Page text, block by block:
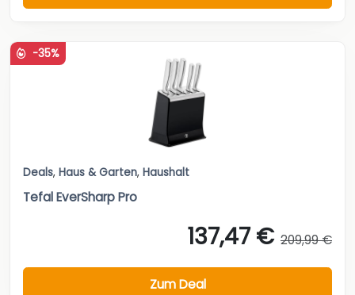
-35%
Deals, Haus & Garten, Haushalt
Tefal EverSharp Pro
137,47 € 209,99 €
Zum Deal